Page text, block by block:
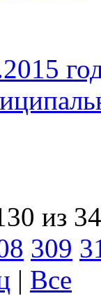
из
309
| Все